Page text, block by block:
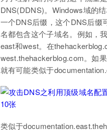
DNS(DDNS)。Windows域的
一个DNS后缀，这个DNS后缀
名都包含这个子域名。例如，
east和west。在
west.thehackerblog.com。如
就有可能类似于
类似于